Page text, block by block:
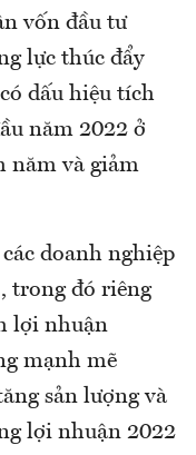
vốn đầu tư
lực thúc đẩy
dấu hiệu tích
năm 2022 ở
năm và giảm
doanh nghiệp
trong đó riêng
lợi nhuận
mạnh mẽ
sản lượng và
lợi nhuận 2022